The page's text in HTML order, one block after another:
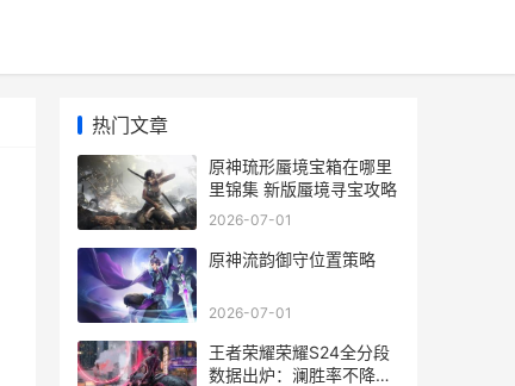
热门文章
原神琉形蜃境宝箱在哪里
里锦集 新版蜃境寻宝攻略
2026-07-01
原神流韵御守位置策略
2026-07-01
王者荣耀荣耀S24全分段
数据出炉：澜胜率不降反